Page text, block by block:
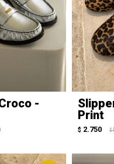
-
Print
$ 2.750 $